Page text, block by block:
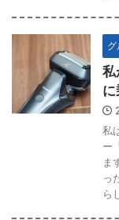
私
私
ー
ま
っ
ら